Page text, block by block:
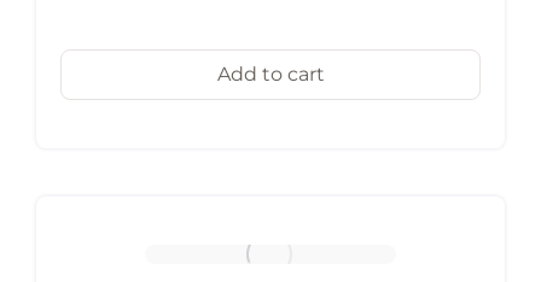
Add to cart